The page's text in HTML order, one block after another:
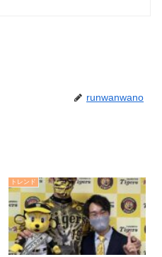
runwanwano
トレンド